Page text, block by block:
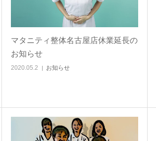
マタニティ整体名古屋店休業延長の
お知らせ
2020.05.2 お知らせ